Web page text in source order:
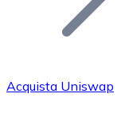
Acquista Uniswap